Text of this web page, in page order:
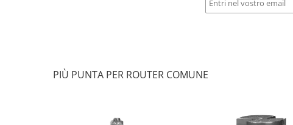
PIÙ PUNTA PER ROUTER COMUNE